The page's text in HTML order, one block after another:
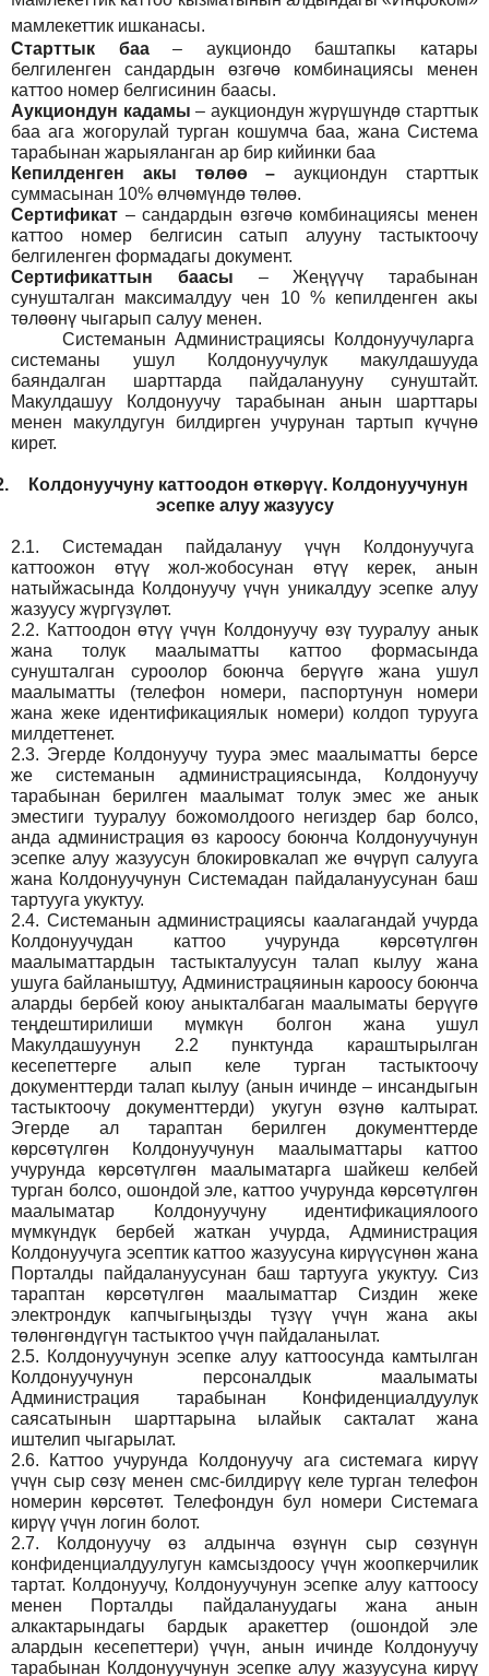
мамлекеттик ишканасы.
Старттык баа– аукциондо баштапкы катары
белгиленген сандардын өзгөчө комбинациясы менен
каттоо номер белгисинин баасы.
Аукциондун кадамы – аукциондун жүрүшүндө старттык
баа ага жогорулай турган кошумча баа, жана Система
тарабынан жарыяланган ар бир кийинки баа
Кепилденген акы төлөө
–аукциондун старттык
суммасынан 10% өлчөмүндө төлөө.
Сертификат – сандардын өзгөчө комбинациясы менен
каттоо номер белгисин сатып алууну тастыктоочу
белгиленген формадагы документ.
Сертификаттын баасы – Жеңүүчү тарабынан
сунушталган максималдуу чен 10 % кепилденген акы
төлөөнү чыгарып салуу менен.
СистеманынАдминистрациясы Колдонуучуларга
системаны ушул Колдонуучулук макулдашууда
баяндалган шарттарда пайдаланууну сунуштайт.
Макулдашуу Колдонуучу тарабынан анын шарттары
менен макулдугун билдирген учурунан тартып күчүнө
кирет.
Колдонуучуну каттоодон өткөрүү. Колдонуучунун
эсепке алуу жазуусу
2.1.
Системадан пайдалануу үчүн Колдонуучуга
каттоожон өтүү жол-жобосунан өтүү керек, анын
натыйжасында Колдонуучу үчүн уникалдуу эсепке алуу
жазуусу жүргүзүлөт.
2.2. Каттоодон өтүү үчүн Колдонуучу өзү тууралуу анык
жана толук маалыматты каттоо формасында
сунушталган суроолор боюнча берүүгө жана ушул
маалыматты (телефон номери, паспортунун номери
жана жеке идентификациялык номери) колдоп турууга
милдеттенет.
2.3. Эгерде Колдонуучу туура эмес маалыматты берсе
же системанын администрациясында, Колдонуучу
тарабынан берилген маалымат толук эмес же анык
эместиги тууралуу божомолдоого негиздер бар болсо,
анда администрация өз кароосу боюнча Колдонуучунун
эсепке алуу жазуусун блокировкалап же өчүрүп салууга
жана Колдонуучунун Системадан пайдалануусунан баш
тартууга укуктуу.
2.4. Системанын администрациясы каалагандай учурда
Колдонуучудан каттоо учурунда көрсөтүлгөн
маалыматтардын тастыкталуусун талап кылуу жана
ушуга байланыштуу, Администрацяинын кароосу боюнча
аларды бербей коюу аныкталбаган маалыматы берүүгө
теңдештирилиши мүмкүн болгон жана ушул
Макулдашуунун 2.2 пунктунда караштырылган
кесепеттерге алып келе турган тастыктоочу
документтерди талап кылуу (анын ичинде – инсандыгын
тастыктоочу документтерди) укугун өзүнө калтырат.
Эгерде ал тараптан берилген документтерде
көрсөтүлгөн Колдонуучунун маалыматтары каттоо
учурунда көрсөтүлгөн маалыматарга шайкеш келбей
турган болсо, ошондой эле, каттоо учурунда көрсөтүлгөн
маалыматар Колдонуучуну идентификациялоого
мүмкүндүк бербей жаткан учурда, Администрация
Колдонуучуга эсептик каттоо жазуусуна кирүүсүнөн жана
Порталды пайдалануусунан баш тартууга укуктуу. Сиз
тараптан көрсөтүлгөн маалыматтар Сиздин жеке
электрондук капчыгыңызды түзүү үчүн жана акы
төлөнгөндүгүн тастыктоо үчүн пайдаланылат.
2.5. Колдонуучунун эсепке алуу каттоосунда камтылган
Колдонуучунун персоналдык маалыматы
Администрация тарабынан Конфиденциалдуулук
саясатынын шарттарына ылайык сакталат жана
иштелип чыгарылат.
2.6.
Каттоо учурунда Колдонуучу ага системага кирүү
үчүн сыр сөзү менен смс-билдирүү келе турган телефон
номерин көрсөтөт. Телефондун бул номери Системага
кирүү үчүн логин болот.
2.7.
Колдонуучу өз алдынча өзүнүн сыр сөзүнүн
конфиденциалдуулугун камсыздоосу үчүн жоопкерчилик
тартат. Колдонуучу, Колдонуучунун эсепке алуу каттоосу
менен Порталды пайдалануудагы жана анын
алкактарындагы бардык аракеттер (ошондой эле
алардын кесепеттери) үчүн, анын ичинде Колдонуучу
тарабынан Колдонуучунун эсепке алуу жазуусуна кирүү